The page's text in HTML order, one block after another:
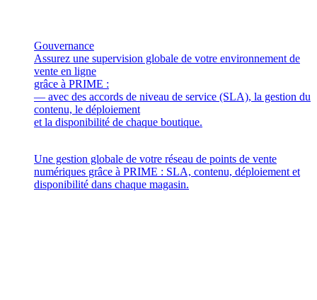
Gouvernance
Assurez une supervision globale de votre environnement de
vente en ligne
grâce à PRIME :
— avec des accords de niveau de service (SLA), la gestion du
contenu, le déploiement
et la disponibilité de chaque boutique.
Une gestion globale de votre réseau de points de vente
numériques grâce à PRIME : SLA, contenu, déploiement et
disponibilité dans chaque magasin.